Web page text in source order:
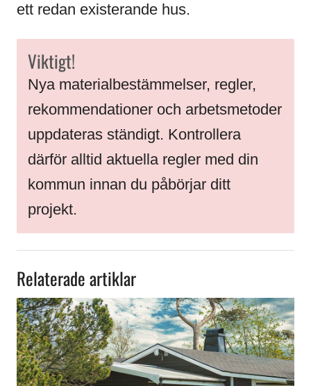
ett redan existerande hus.
Viktigt!
Nya materialbestämmelser, regler,
rekommendationer och arbetsmetoder
uppdateras ständigt. Kontrollera
därför alltid aktuella regler med din
kommun innan du påbörjar ditt
projekt.
Relaterade artiklar